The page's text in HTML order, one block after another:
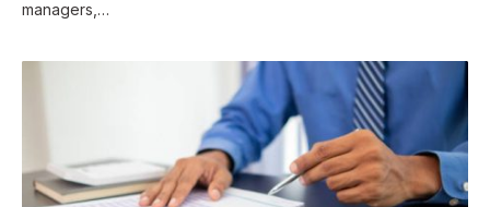
managers,…